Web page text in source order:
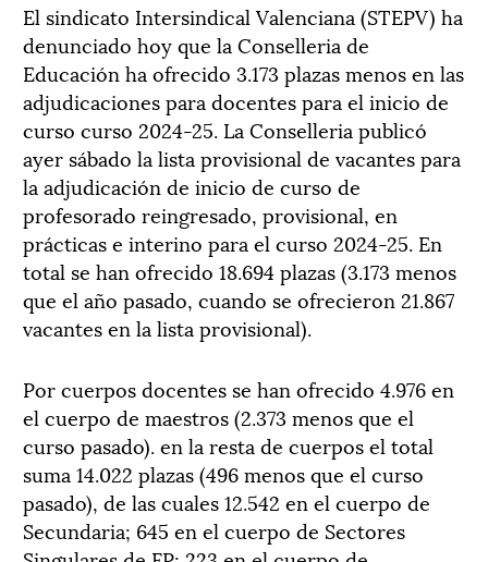
El sindicato Intersindical Valenciana (STEPV) ha
denunciado hoy que la Conselleria de
Educación ha ofrecido 3.173 plazas menos en las
adjudicaciones para docentes para el inicio de
curso curso 2024-25. La Conselleria publicó
ayer sábado la lista provisional de vacantes para
la adjudicación de inicio de curso de
profesorado reingresado, provisional, en
prácticas e interino para el curso 2024-25. En
total se han ofrecido 18.694 plazas (3.173 menos
que el año pasado, cuando se ofrecieron 21.867
vacantes en la lista provisional).
Por cuerpos docentes se han ofrecido 4.976 en
el cuerpo de maestros (2.373 menos que el
curso pasado). en la resta de cuerpos el total
suma 14.022 plazas (496 menos que el curso
pasado), de las cuales 12.542 en el cuerpo de
Secundaria; 645 en el cuerpo de Sectores